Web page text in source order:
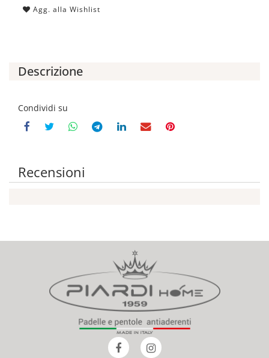
Agg. alla Wishlist
Descrizione
Condividi su
Recensioni